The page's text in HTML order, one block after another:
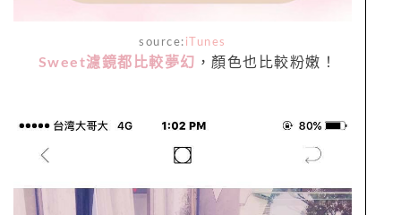
source: iTunes
Sweet濾鏡都比較夢幻 ，顏色也比較粉嫩！